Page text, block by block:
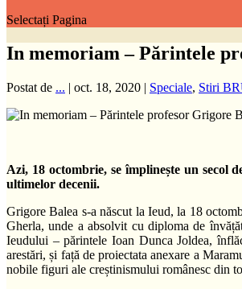
Selectați Pagina
In memoriam – Părintele
Postat de ... | oct. 18, 2020 | Speciale, Stiri
Azi, 18 octombrie, se împlinește un secol
ultimelor decenii.
Grigore Balea s-a născut la Ieud, la 18
Gherla, unde a absolvit cu diploma de
Ieudului – părintele Ioan Dunca Joldea,
arestări, și față de proiectata anexare a
nobile figuri ale creștinismului românesc din